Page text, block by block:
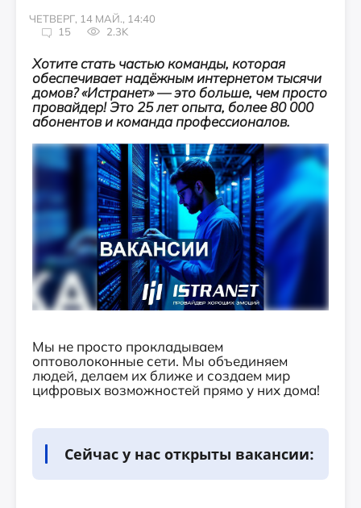
ЧЕТВЕРГ, 14 МАЙ., 14:40
15
2.3K
Хотите стать частью команды, которая
обеспечивает надёжным интернетом тысячи
домов? «Истранет» — это больше, чем просто
провайдер! Это 25 лет опыта, более 80 000
абонентов и команда профессионалов.
Мы не просто прокладываем
оптоволоконные сети. Мы объединяем
людей, делаем их ближе и создаем мир
цифровых возможностей прямо у них дома!
Сейчас у нас открыты вакансии: